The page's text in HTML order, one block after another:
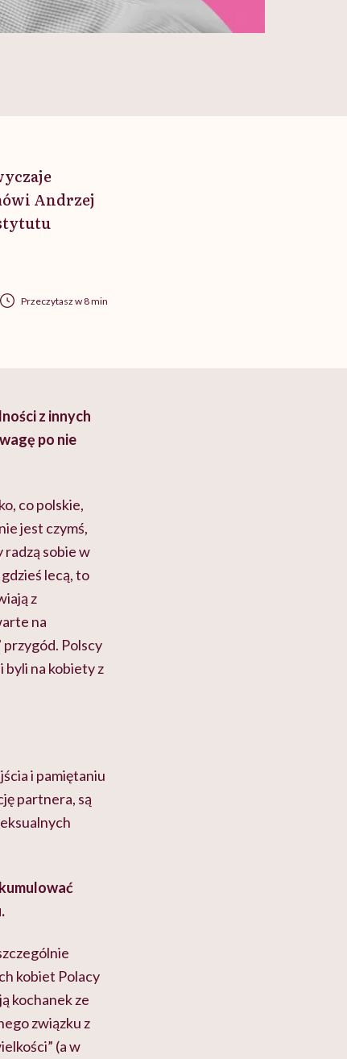
Andrzej
Przeczytasz w 8 min
z innych
po nie
co polskie,
jest czymś,
radzą sobie w
lecą, to
z
na
przygód. Polscy
byli na kobiety z
i pamiętaniu
partnera, są
kobiet Polacy
kochanek ze
związku z
(a w